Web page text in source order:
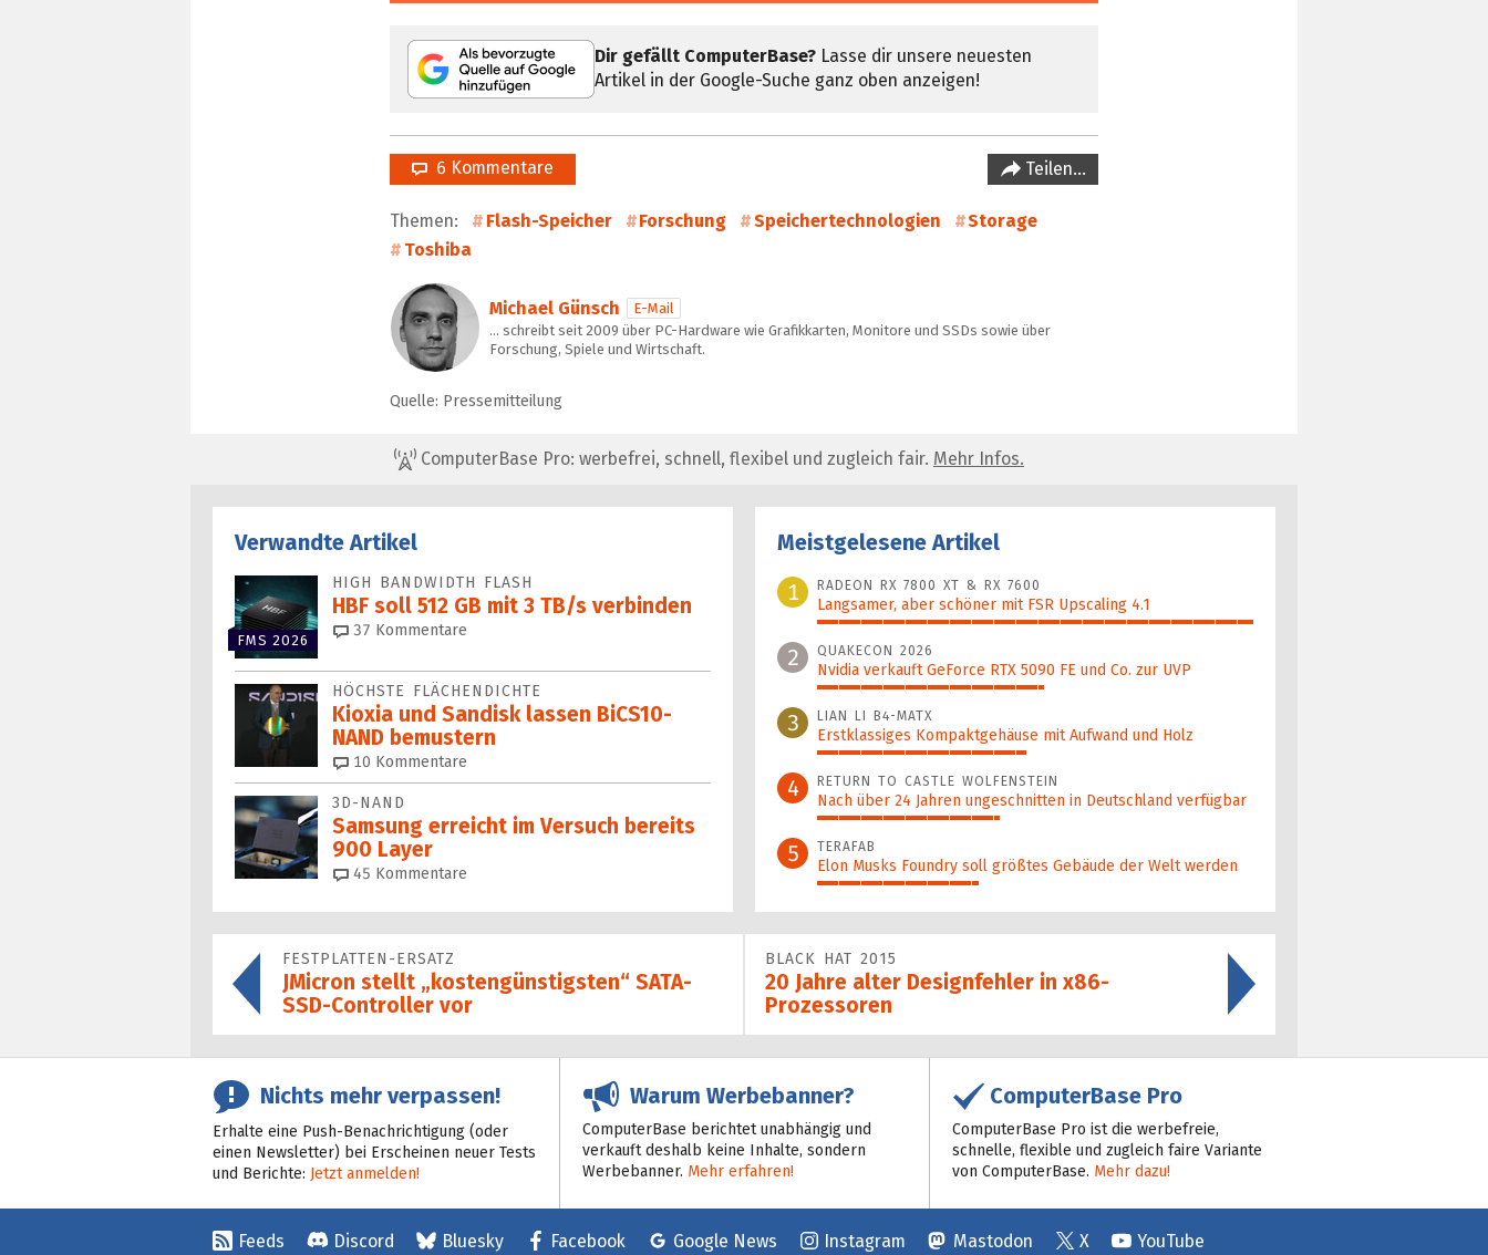
Dir gefällt ComputerBase? Lasse dir unsere neuesten
Artikel in der Google-Suche ganz oben anzeigen!
6 Kommentare Teilen…
Themen: Flash-Speicher Forschung Speichertechnologien
Storage
Toshiba
Michael Günsch
E-Mail
… schreibt seit 2009 über PC-Hardware wie Grafikkarten, Monitore und SSDs sowie über
Forschung, Spiele und Wirtschaft.
Quelle: Pressemitteilung
ComputerBase Pro: werbefrei, schnell, flexibel und zugleich fair. Mehr Infos.
Verwandte Artikel
FMS 2026
HIGH BANDWIDTH FLASH
HBF soll 512 GB mit 3 TB/s verbinden
37 Kommentare
HÖCHSTE FLÄCHENDICHTE
Kioxia und Sandisk lassen BiCS10-
NAND bemustern
10 Kommentare
3D-NAND
Samsung erreicht im Versuch bereits
900 Layer
45 Kommentare
Meistgelesene Artikel
1
RADEON RX 7800 XT & RX 7600
Langsamer, aber schöner mit FSR Upscaling 4.1
100%
2 QUAKECON 2026
Nvidia verkauft GeForce RTX 5090 FE und Co. zur UVP
52%
3 LIAN LI B4-MATX
Erstklassiges Kompaktgehäuse mit Aufwand und Holz
48%
4 RETURN TO CASTLE WOLFENSTEIN
Nach über 24 Jahren ungeschnitten in Deutschland verfügbar
42%
5 TERAFAB
Elon Musks Foundry soll größ­tes Gebäude der Welt werden
37%
FESTPLATTEN-ERSATZ
JMicron stellt „kostengünstigsten“ SATA-
SSD-Controller vor
BLACK HAT 2015
20 Jahre alter Designfehler in x86-
Prozessoren
Nichts mehr verpassen!
Erhalte eine Push-Benachrichtigung (oder
einen Newsletter) bei Erscheinen neuer Tests
und Berichte: Jetzt anmelden!
Warum Werbebanner?
ComputerBase berichtet unabhängig und
verkauft deshalb keine Inhalte, sondern
Werbebanner. Mehr erfahren!
ComputerBase Pro
ComputerBase Pro ist die werbefreie,
schnelle, flexible und zugleich faire Variante
von ComputerBase. Mehr dazu!
Feeds Discord Bluesky Facebook Google News Instagram Mastodon X YouTube